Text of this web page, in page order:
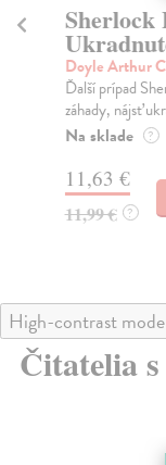
Sherlock
Doyle Arthur
Ďalší prípad
záhady, nájsť
Na sklade ?
11,63 €
11,99 € ?
High-contrast mode
Čitatelia